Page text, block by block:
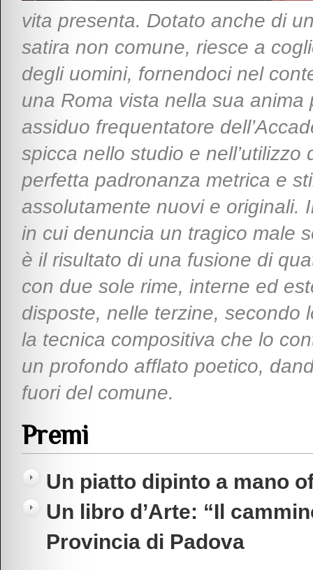
vita presenta. Dotato anche di
satira non comune, riesce a
degli uomini, fornendoci nel
una Roma vista nella sua
assiduo frequentatore
spicca nello studio e
perfetta padronanza metrica e
assolutamente nuovi e originali.
in cui denuncia un tragico male
è il risultato di una fusione di
con due sole rime, interne ed
disposte, nelle terzine, secondo
la tecnica compositiva che lo
un profondo afflato poetico,
fuori del comune.
Premi
Un piatto dipinto a mano
Un libro d’Arte: “Il
Provincia di Padova